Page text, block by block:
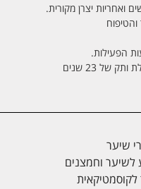
ואחריות יצרן מקורית.
הפעילות.
של 23 שנים
שיער
לשיער וחמצנים
לקוסמטיקאית